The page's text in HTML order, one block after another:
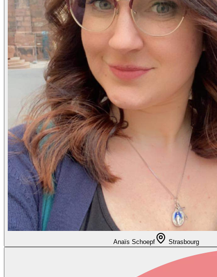
Anaïs Schoepf Strasbourg